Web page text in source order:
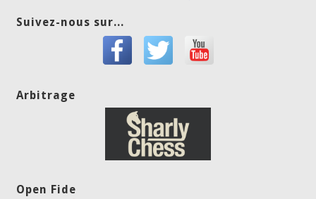
Suivez-nous sur...
Arbitrage
Open Fide